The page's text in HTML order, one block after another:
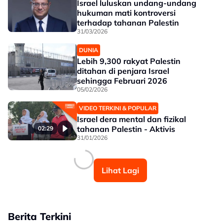
Israel luluskan undang-undang
hukuman mati kontroversi
terhadap tahanan Palestin
31/03/2026
DUNIA
Lebih 9,300 rakyat Palestin
ditahan di penjara Israel
sehingga Februari 2026
05/02/2026
02:29
VIDEO TERKINI & POPULAR
Israel dera mental dan fizikal
tahanan Palestin - Aktivis
31/01/2026
Lihat Lagi
Berita Terkini